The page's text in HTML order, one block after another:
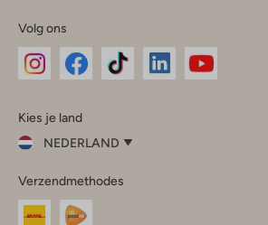
Volg ons
InstagramFacebook
Kies je land
NEDERLAND
je
land
Verzendmethodes